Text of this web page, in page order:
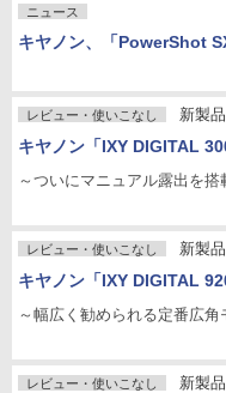
ニュース
キヤノン、「PowerShot
レビュー・使いこなし 新製
キヤノン「IXY DIGITAL
～ついにマニュアル露出を搭
レビュー・使いこなし 新製
キヤノン「IXY DIGITAL
～幅広く勧められる定番広角
レビュー・使いこなし 新製